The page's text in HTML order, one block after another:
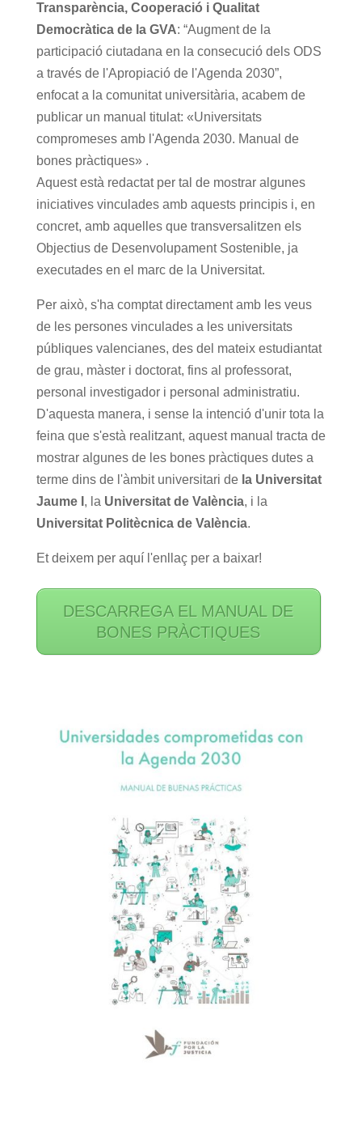
Transparència, Cooperació i Qualitat
Democràtica de la GVA: “Augment de la
participació ciutadana en la consecució dels ODS
a través de l'Apropiació de l'Agenda 2030”,
enfocat a la comunitat universitària, acabem de
publicar un manual titulat: «Universitats
compromeses amb l'Agenda 2030. Manual de
bones pràctiques» .
Aquest està redactat per tal de mostrar algunes
iniciatives vinculades amb aquests principis i, en
concret, amb aquelles que transversalitzen els
Objectius de Desenvolupament Sostenible, ja
executades en el marc de la Universitat.
Per això, s'ha comptat directament amb les veus
de les persones vinculades a les universitats
públiques valencianes, des del mateix estudiantat
de grau, màster i doctorat, fins al professorat,
personal investigador i personal administratiu.
D'aquesta manera, i sense la intenció d'unir tota la
feina que s'està realitzant, aquest manual tracta de
mostrar algunes de les bones pràctiques dutes a
terme dins de l'àmbit universitari de la Universitat
Jaume I , la Universitat de València, i la
Universitat Politècnica de València.
Et deixem per aquí l'enllaç per a baixar!
DESCARREGA EL MANUAL DE
BONES PRÀCTIQUES